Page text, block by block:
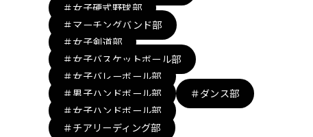
＃女子硬式野球部
＃マーチングバンド部
＃女子剣道部
＃女子バスケットボール部
＃女子バレーボール部
＃男子ハンドボール部
＃ダンス部
＃女子ハンドボール部
＃チアリーディング部